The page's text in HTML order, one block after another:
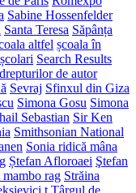
Sabine Hossenfelder
Santa Teresa Săpânța
altfel școala în
Search Results
de autor
Sevraj Sfinxul din Giza
Simona Gosu Simona
Sebastian Sir Ken
Smithsonian National
Sonia ridică mâna
Ștefan Afloroaei Ştefan
rag Străina
t Târgul de